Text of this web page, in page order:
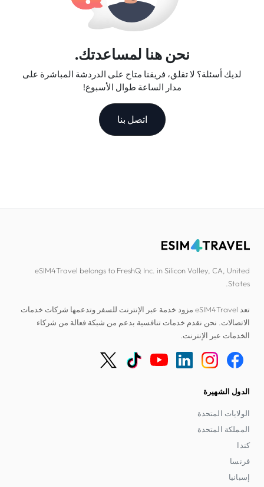
نحن هنا لمساعدتك.
لديك أسئلة؟ لا تقلق، فريقنا متاح على الدردشة المباشرة على
مدار الساعة طوال الأسبوع!
اتصل بنا
eSIM4Travel belongs to FreshQ Inc. in Silicon Valley, CA, United
States.
تعد eSIM4Travel مزود خدمة عبر الإنترنت للسفر وتدعمها شركات خدمات
الاتصالات. نحن نقدم خدمات تنافسية بدعم من شبكة فعالة من شركاء
الخدمات عبر الإنترنت.
الدول الشهيرة
الولايات المتحدة
المملكة المتحدة
كندا
فرنسا
إسبانيا